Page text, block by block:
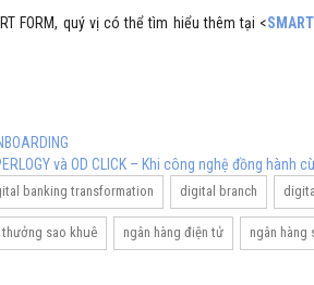
FORM, quý vị có thể tìm hiểu thêm tại <
và OD CLICK – Khi công nghệ đồng hành
banking transformation digital branch
sao khuê ngân hàng điện tử ngân hàng